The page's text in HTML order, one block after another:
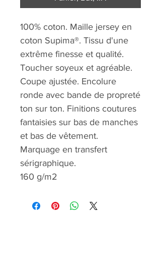
100% coton. Maille jersey en
coton Supima®. Tissu d'une
extrême finesse et qualité.
Toucher soyeux et agréable.
Coupe ajustée. Encolure
ronde avec bande de propreté
ton sur ton. Finitions coutures
fantaisies sur bas de manches
et bas de vêtement.
Marquage en transfert
sérigraphique.
160 g/m2